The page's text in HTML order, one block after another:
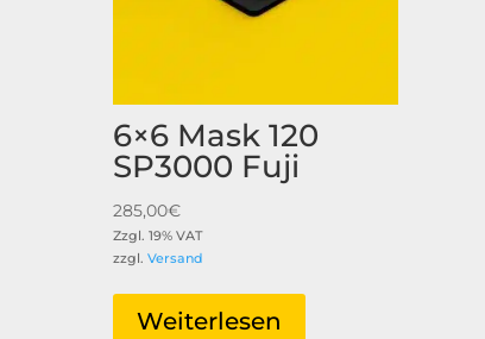
6×6 Mask 120
SP3000 Fuji
285,00€
Zzgl. 19% VAT
zzgl.Versand
Weiterlesen